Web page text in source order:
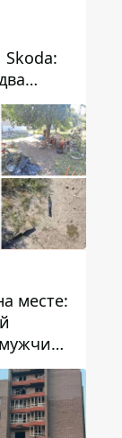
Skoda:
месте: